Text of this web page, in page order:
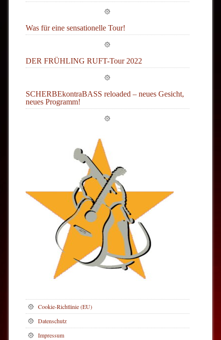
Was für eine sensationelle Tour!
DER FRÜHLING RUFT-Tour 2022
SCHERBEkontraBASS reloaded – neues Gesicht,
neues Programm!
Cookie-Richtlinie (EU)
Datenschutz
Impressum